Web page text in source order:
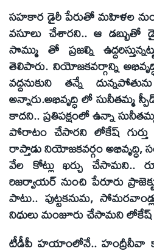
సహకార డైరీ పేరుతో మహిళల
వసూలు చేశారని.. ఆ డబ్బుతో
సొమ్ము తో ప్రజల్ని
తెలిపారు. నియోజకవర్గాన్ని
వద్దనుకుని తన్నే
అన్నారు.అభివృద్ధి లో సునీతమ్మ
కాదని.. ప్రతిపక్షంలో ఉన్నా
పోరాటం చేసారని లోకేష్
రాప్తాడు నియోజకవర్గం అభివృద్ధి,
వేల కోట్లు ఖర్చు చేసామని..
రిజర్వాయర్ నుంచి పేరూరు
పాటు.. పుట్టకనుమ,
నిధులు మంజూరు చేసామని
టీడీపీ హయాంలోనే.. హంద్రీనీవా